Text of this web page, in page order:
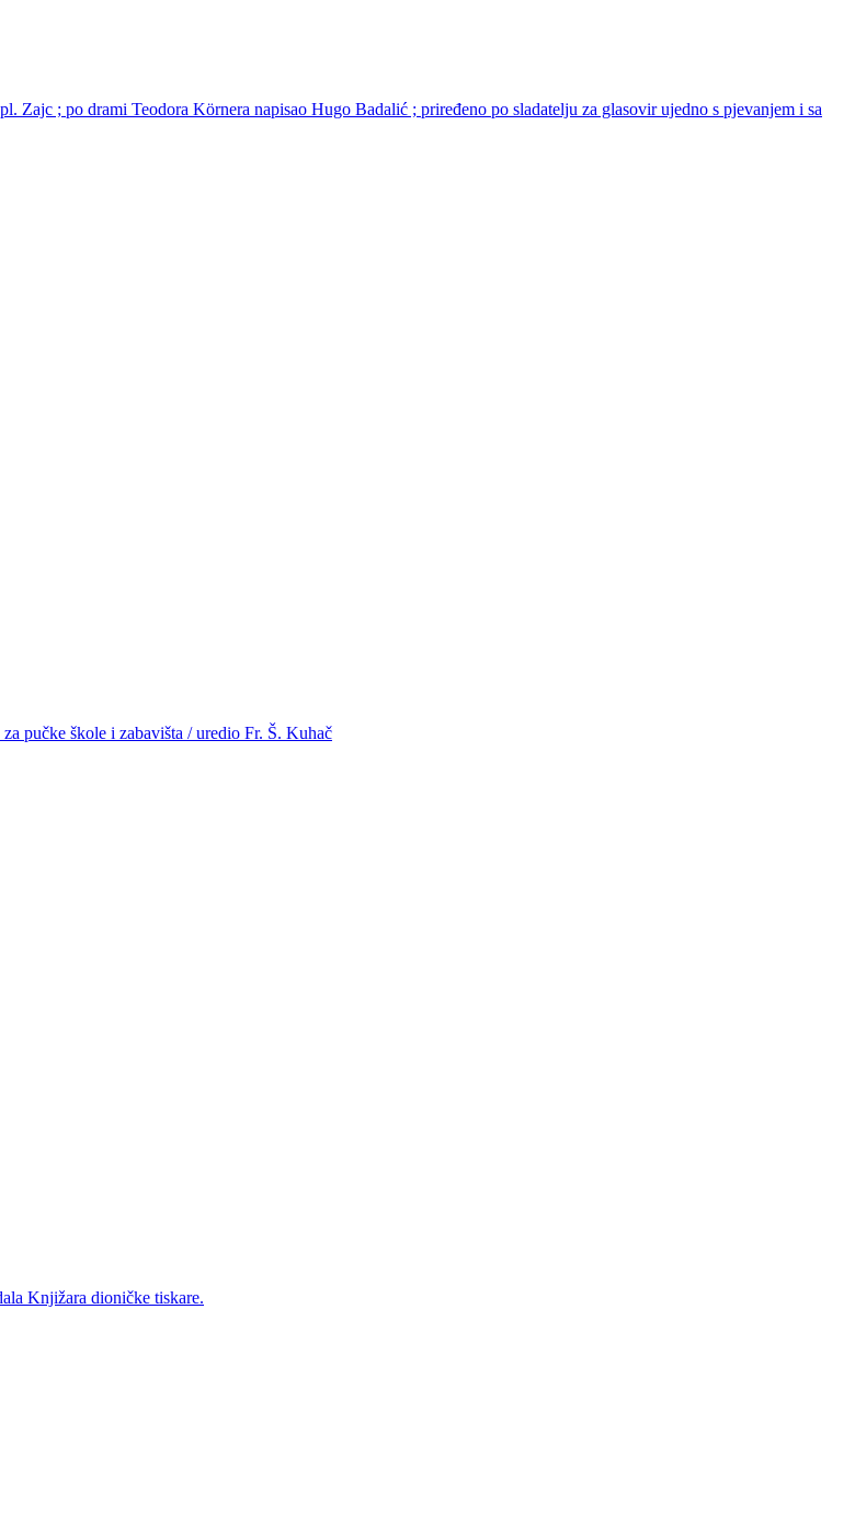
; po drami Teodora Körnera napisao Hugo Badalić ; priređeno po sladatelju za glasovir ujedno s pjevanjem i sa
pučke škole i zabavišta / uredio Fr. Š. Kuhač
Knjižara dioničke tiskare.